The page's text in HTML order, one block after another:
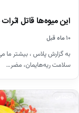
این میوه‌ها قاتل
۱۰ ماه قبل
به گزارش پلاس ، بیشتر ما
سلامت ریه‌هایمان، مضر…